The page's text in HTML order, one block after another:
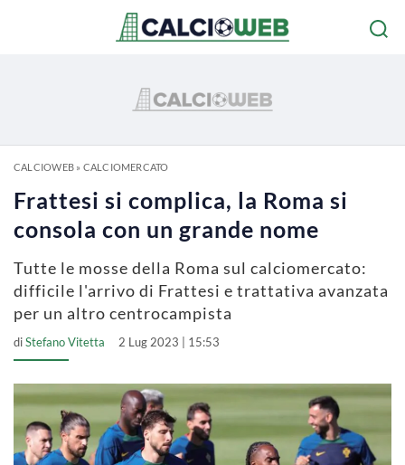
CALCIOWEB» CALCIOMERCATO
Frattesi si complica, la Roma si
consola con un grande nome
Tutte le mosse della Roma sul calciomercato:
difficile l'arrivo di Frattesi e trattativa avanzata
per un altro centrocampista
diStefano Vitetta 2 Lug 2023 | 15:53